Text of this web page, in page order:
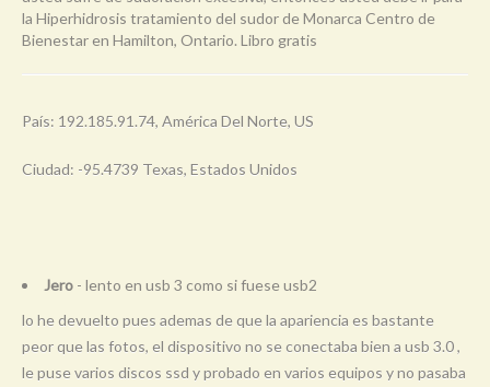
la Hiperhidrosis tratamiento del sudor de Monarca Centro de
Bienestar en Hamilton, Ontario. Libro gratis
País: 192.185.91.74, América Del Norte, US
Ciudad: -95.4739 Texas, Estados Unidos
Jero - lento en usb 3 como si fuese usb2
lo he devuelto pues ademas de que la apariencia es bastante
peor que las fotos, el dispositivo no se conectaba bien a usb 3.0 ,
le puse varios discos ssd y probado en varios equipos y no pasaba